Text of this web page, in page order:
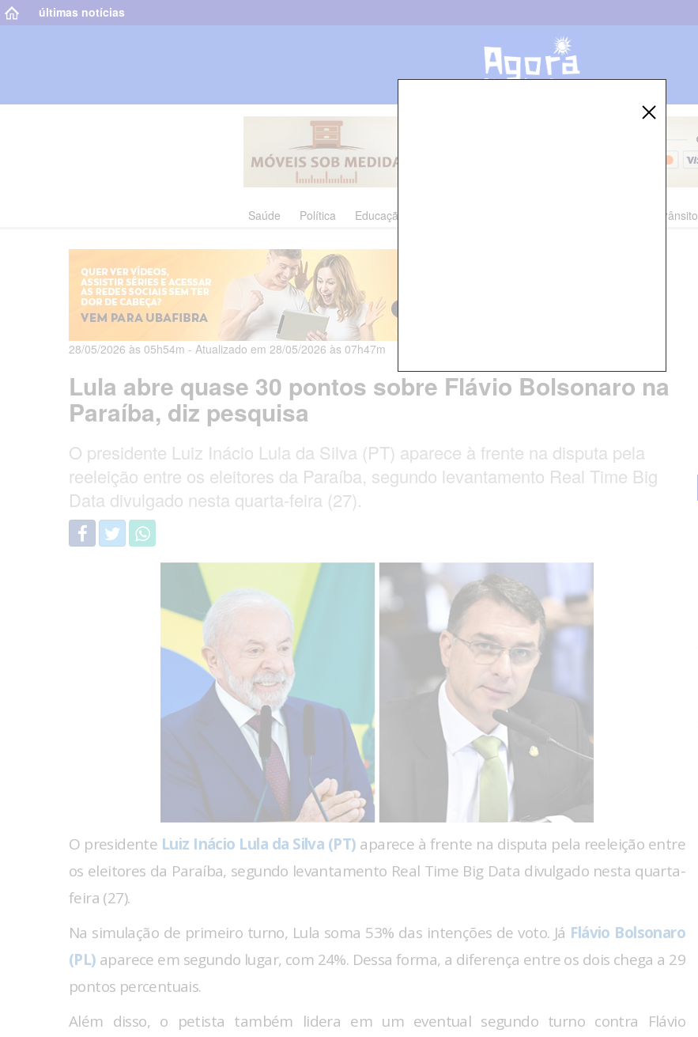
últimas notícias
Saúde Política Educação Trânsito
28/05/2026 às 05h54m - Atualizado em 28/05/2026 às 07h47m
Lula abre quase 30 pontos sobre Flávio Bolsonaro na
Paraíba, diz pesquisa
O presidente Luiz Inácio Lula da Silva (PT) aparece à frente na disputa pela
reeleição entre os eleitores da Paraíba, segundo levantamento Real Time Big
Data divulgado nesta quarta-feira (27).
O presidente Luiz Inácio Lula da Silva (PT) aparece à frente na disputa pela reeleição entre
os eleitores da Paraíba, segundo levantamento Real Time Big Data divulgado nesta quarta-
feira (27).
Na simulação de primeiro turno, Lula soma 53% das intenções de voto. Já Flávio Bolsonaro
(PL) aparece em segundo lugar, com 24%. Dessa forma, a diferença entre os dois chega a 29
pontos percentuais.
Além disso, o petista também lidera em um eventual segundo turno contra Flávio